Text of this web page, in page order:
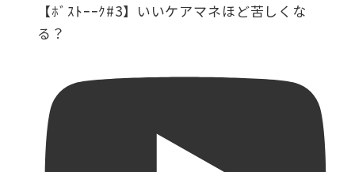
【ﾎﾞｽﾄｰｰｸ#3】いいケアマネほど苦しくな
る？